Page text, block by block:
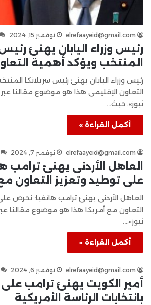
elrefaayeid@gmail.com نوفمبر 15, 2024
رئيس وزراء اليابان يهنئ رئيس
المنتخب ويؤكد أهمية
رئيس وزراء اليابان يهنئ رئيس سريلانكا
التعاون الإقليمى هذا هو موضوع مقالنا
نيوز»، حيث…
أكمل القراءة »
elrefaayeid@gmail.com نوفمبر 7, 2024
العاهل الأردنى يهنئ ترامب
على توطيد وتعزيز التعاون مع
العاهل الأردنى يهنئ ترامب هاتفيا: نحرص
التعاون مع أمريكا هذا هو موضوع مقالنا
نيوز»،…
أكمل القراءة »
elrefaayeid@gmail.com نوفمبر 6, 2024
أمير الكويت يهنئ ترامب
بانتخابات الرئاسة الأمريكية